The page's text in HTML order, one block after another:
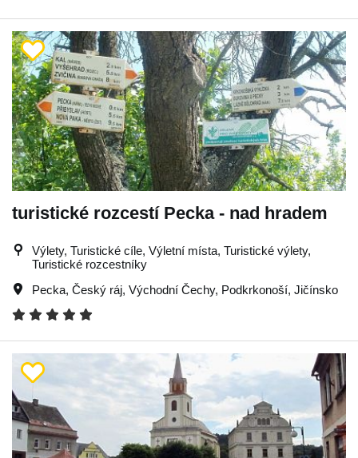
turistické rozcestí Pecka - nad hradem
Výlety, Turistické cíle, Výletní místa, Turistické výlety,
Turistické rozcestníky
Pecka, Český ráj, Východní Čechy, Podkrkonoší, Jičínsko